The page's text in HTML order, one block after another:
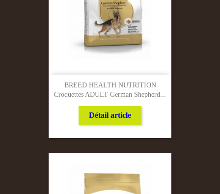
BREED HEALTH NUTRITION
Croquettes ADULT German Shepherd...
Détail article